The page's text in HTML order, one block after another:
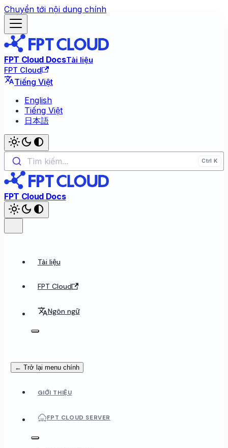
Chuyển tới nội dung chính
FPT Cloud DocsTài liệu
FPT Cloud
Tiếng Việt
English
Tiếng Việt
日本語
Tìm kiếm...
FPT Cloud Docs
Tài liệu
FPT Cloud
Ngôn ngữ
← Trở lại menu chính
GIỚI THIỆU
FPT CLOUD SERVER